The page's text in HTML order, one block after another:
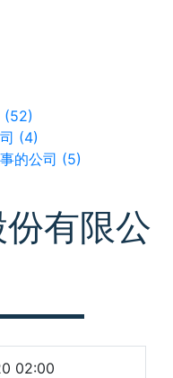
(52)
(4)
的公司 (5)
有限公
02:00